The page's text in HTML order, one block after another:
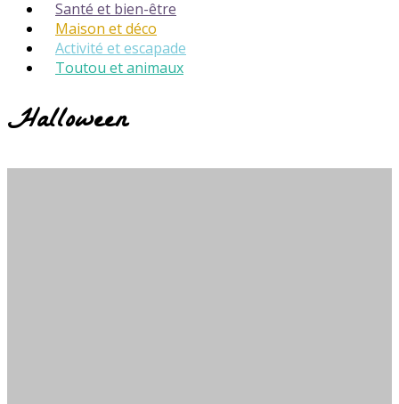
Santé et bien-être
Maison et déco
Activité et escapade
Toutou et animaux
Halloween